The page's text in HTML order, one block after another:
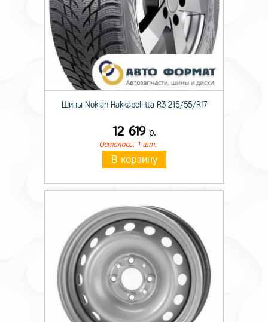
Шины Nokian Hakkapeliitta R3 215/55/R17
12 619р.
Осталось: 1 шт.
В корзину